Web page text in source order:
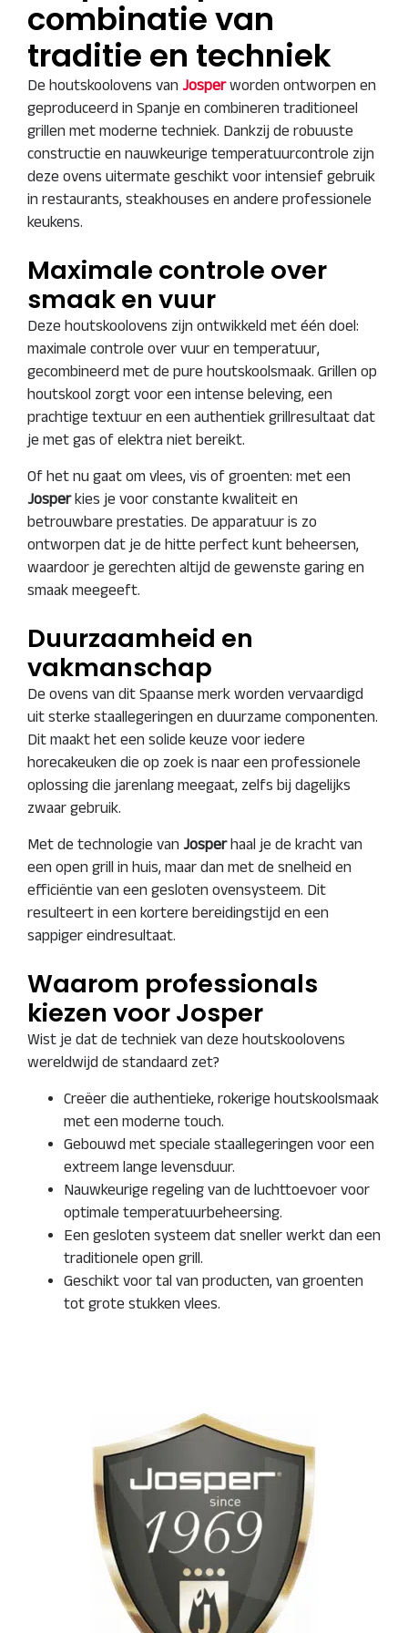
combinatie van
traditie en techniek
De houtskoolovens van Josper worden ontworpen en
geproduceerd in Spanje en combineren traditioneel
grillen met moderne techniek. Dankzij de robuuste
constructie en nauwkeurige temperatuurcontrole zijn
deze ovens uitermate geschikt voor intensief gebruik
in restaurants, steakhouses en andere professionele
keukens.
Maximale controle over
smaak en vuur
Deze houtskoolovens zijn ontwikkeld met één doel:
maximale controle over vuur en temperatuur,
gecombineerd met de pure houtskoolsmaak. Grillen op
houtskool zorgt voor een intense beleving, een
prachtige textuur en een authentiek grillresultaat dat
je met gas of elektra niet bereikt.
Of het nu gaat om vlees, vis of groenten: met een
Josperkies je voor constante kwaliteit en
betrouwbare prestaties. De apparatuur is zo
ontworpen dat je de hitte perfect kunt beheersen,
waardoor je gerechten altijd de gewenste garing en
smaak meegeeft.
Duurzaamheid en
vakmanschap
De ovens van dit Spaanse merk worden vervaardigd
uit sterke staallegeringen en duurzame componenten.
Dit maakt het een solide keuze voor iedere
horecakeuken die op zoek is naar een professionele
oplossing die jarenlang meegaat, zelfs bij dagelijks
zwaar gebruik.
Met de technologie van Josperhaal je de kracht van
een open grill in huis, maar dan met de snelheid en
efficiëntie van een gesloten ovensysteem. Dit
resulteert in een kortere bereidingstijd en een
sappiger eindresultaat.
Waarom professionals
kiezen voor Josper
Wist je dat de techniek van deze houtskoolovens
wereldwijd de standaard zet?
Creëer die authentieke, rokerige houtskoolsmaak
met een moderne touch.
Gebouwd met speciale staallegeringen voor een
extreem lange levensduur.
Nauwkeurige regeling van de luchttoevoer voor
optimale temperatuurbeheersing.
Een gesloten systeem dat sneller werkt dan een
traditionele open grill.
Geschikt voor tal van producten, van groenten
tot grote stukken vlees.